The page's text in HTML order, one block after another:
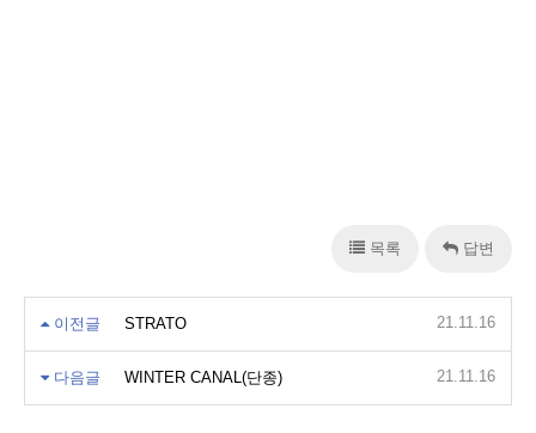
목록 답변
이전글 STRATO 21.11.16
다음글 WINTER CANAL(단종) 21.11.16